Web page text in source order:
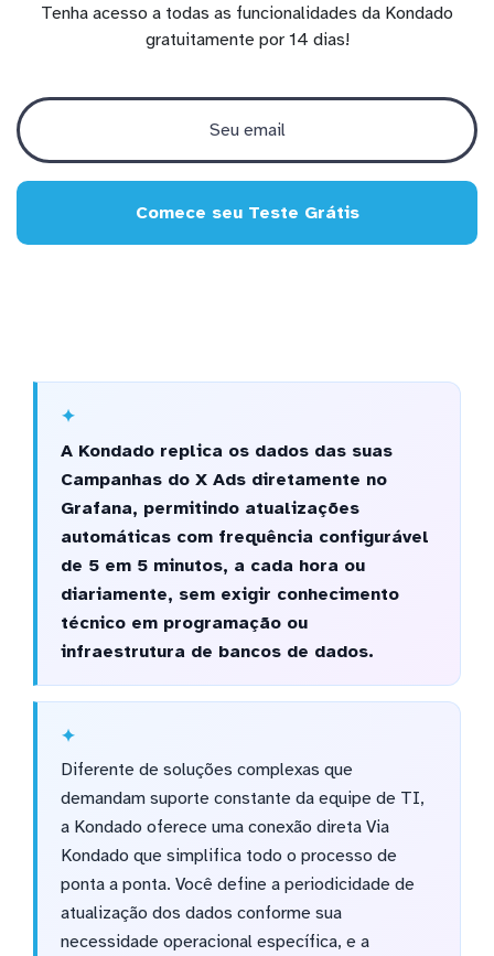
Tenha acesso a todas as funcionalidades da Kondado
gratuitamente por 14 dias!
Comece seu Teste Grátis
A Kondado replica os dados das suas
Campanhas do X Ads diretamente no
Grafana, permitindo atualizações
automáticas com frequência configurável
de 5 em 5 minutos, a cada hora ou
diariamente, sem exigir conhecimento
técnico em programação ou
infraestrutura de bancos de dados.
Diferente de soluções complexas que
demandam suporte constante da equipe de TI,
a Kondado oferece uma conexão direta Via
Kondado que simplifica todo o processo de
ponta a ponta. Você define a periodicidade de
atualização dos dados conforme sua
necessidade operacional específica, e a